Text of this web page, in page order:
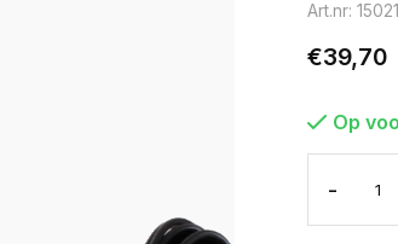
Art.nr:
€39,70
Op
-